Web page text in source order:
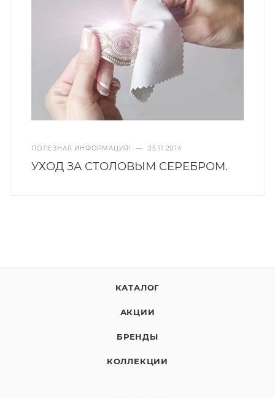
ПОЛЕЗНАЯ ИНФОРМАЦИЯ! — 25.11.2014
УХОД ЗА СТОЛОВЫМ СЕРЕБРОМ.
КАТАЛОГ
АКЦИИ
БРЕНДЫ
КОЛЛЕКЦИИ